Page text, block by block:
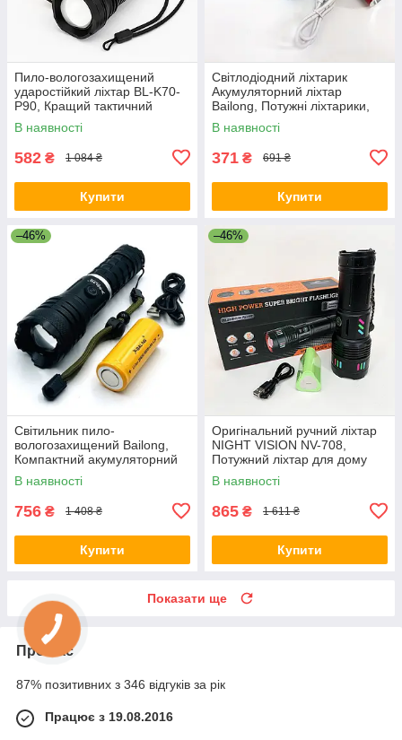
Пило-вологозахищений
ударостійкий ліхтар BL-K70-
P90, Кращий тактичний
ліхтар суперяскравий AZ-33
В наявності
582 ₴ 1 084 ₴
Купити
Світлодіодний ліхтарик
Акумуляторний ліхтар
Bailong, Потужні ліхтарики,
Фірмовий ручний ліхтар RB-
67
В наявності
371 ₴ 691 ₴
Купити
–46%
Світильник пило-
вологозахищений Bailong,
Компактний акумуляторний
ліхтар, Ліхтар ручний
металевий CB-38
В наявності
756 ₴ 1 408 ₴
Купити
–46%
Оригінальний ручний ліхтар
NIGHT VISION NV-708,
Потужний ліхтар для дому
топ-ліхтарик HB-34
В наявності
865 ₴ 1 611 ₴
Купити
Показати ще
Про нас
87% позитивних з 346 відгуків за рік
Працює з 19.08.2016